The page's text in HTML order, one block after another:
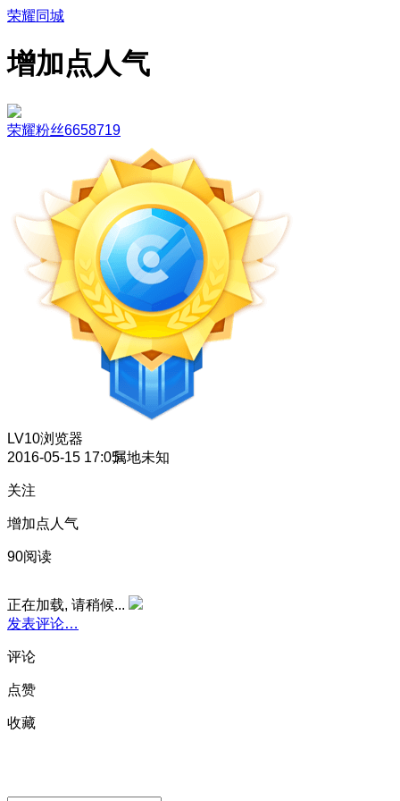
荣耀同城
增加点人气
荣耀粉丝6658719
LV10浏览器
2016-05-15 17:05属地未知
关注
增加点人气
90阅读
正在加载, 请稍候...
发表评论…
评论
点赞
收藏